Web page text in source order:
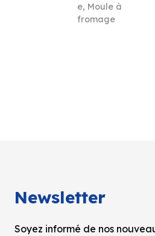
e, Moule à
fromage
Newsletter
Soyez informé de nos